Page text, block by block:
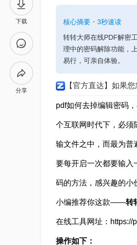
下载
分享
核心摘要・3秒速读
转转大师在线PDF解密
理中的密码解除功能，
易行，可亲自体验。
【官方直达】如果您
pdf如何去掉编辑密码
个互联网时代下，必须
输文件之中，而最为普
要每开启一次都要输入
码的方法，感兴趣的小
小编推荐你这款——转
在线工具网址：https://
操作如下：